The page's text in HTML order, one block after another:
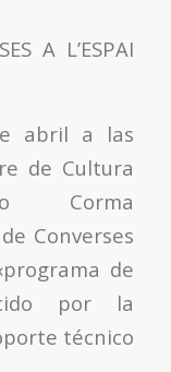
A L’ESPAI
abril a las
de Cultura
Corma
Converses
de
por la
técnico